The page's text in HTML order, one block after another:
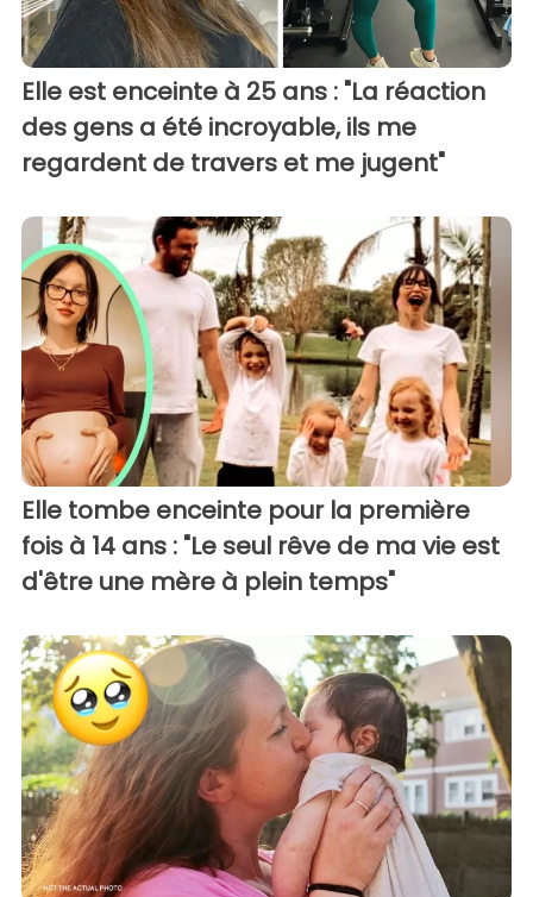
Elle est enceinte à 25 ans : "La réaction
des gens a été incroyable, ils me
regardent de travers et me jugent"
Elle tombe enceinte pour la première
fois à 14 ans : "Le seul rêve de ma vie est
d'être une mère à plein temps"